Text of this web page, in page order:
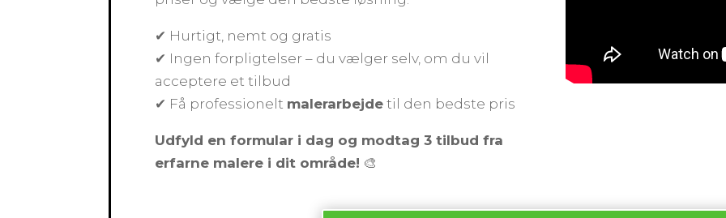
✔ Hurtigt, nemt og gratis
✔ Ingen forpligtelser – du vælger selv, om du vil
acceptere et tilbud
✔ Få professionelt malerarbejdetil den bedste pris
Udfyld en formular i dag og modtag 3 tilbud fra
erfarne malere i dit område! 🎨